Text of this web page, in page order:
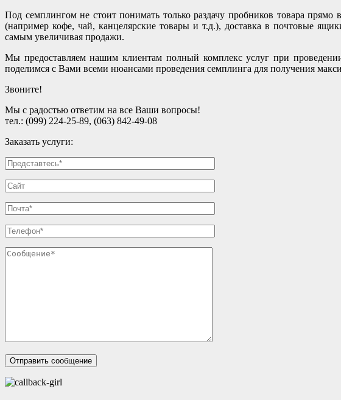
Под семплингом не стоит понимать только раздачу пробников товара прямо
(например кофе, чай, канцелярские товары и т.д.), доставка в почтовые
самым увеличивая продажи.
Мы предоставляем нашим клиентам полный комплекс услуг при
поделимся с Вами всеми нюансами проведения семплинга для получения
Звоните!
Мы с радостью ответим на все Ваши вопросы!
тел.: (099) 224-25-89, (063) 842-49-08
Заказать услуги: